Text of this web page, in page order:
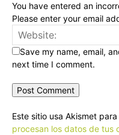
You have entered an
Please enter your email
Save my name, email,
next time I comment.
Este sitio usa Akismet
procesan los datos de tus